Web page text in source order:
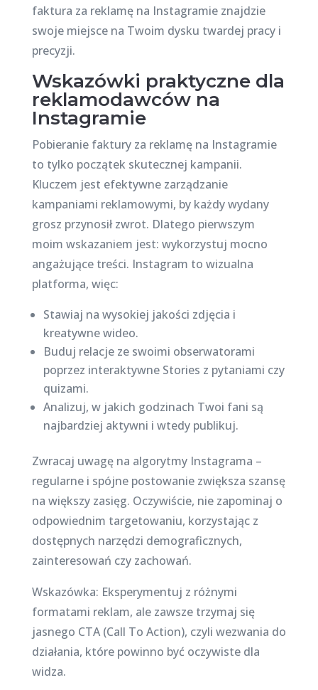
faktura za reklamę na Instagramie znajdzie
swoje miejsce na Twoim dysku twardej pracy i
precyzji.
Wskazówki praktyczne dla
reklamodawców na
Instagramie
Pobieranie faktury za reklamę na Instagramie
to tylko początek skutecznej kampanii.
Kluczem jest efektywne zarządzanie
kampaniami reklamowymi, by każdy wydany
grosz przynosił zwrot. Dlatego pierwszym
moim wskazaniem jest: wykorzystuj mocno
angażujące treści. Instagram to wizualna
platforma, więc:
Stawiaj na wysokiej jakości zdjęcia i
kreatywne wideo.
Buduj relacje ze swoimi obserwatorami
poprzez interaktywne Stories z pytaniami czy
quizami.
Analizuj, w jakich godzinach Twoi fani są
najbardziej aktywni i wtedy publikuj.
Zwracaj uwagę na algorytmy Instagrama –
regularne i spójne postowanie zwiększa szansę
na większy zasięg. Oczywiście, nie zapominaj o
odpowiednim targetowaniu, korzystając z
dostępnych narzędzi demograficznych,
zainteresowań czy zachowań.
Wskazówka: Eksperymentuj z różnymi
formatami reklam, ale zawsze trzymaj się
jasnego CTA (Call To Action), czyli wezwania do
działania, które powinno być oczywiste dla
widza.